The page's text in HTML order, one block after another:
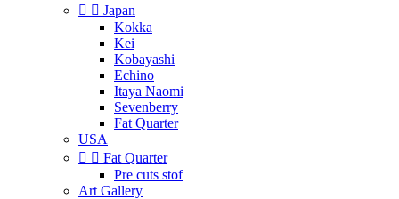
  Japan
Kokka
Kei
Kobayashi
Echino
Itaya Naomi
Sevenberry
Fat Quarter
USA
  Fat Quarter
Pre cuts stof
Art Gallery